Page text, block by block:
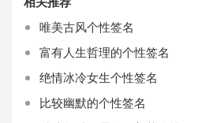
唯美古风个性签名
富有人生哲理的个性签名
绝情冰冷女生个性签名
比较幽默的个性签名